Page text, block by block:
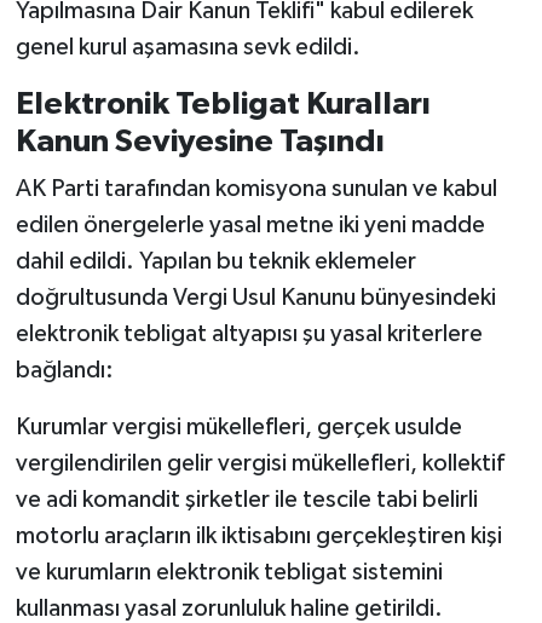
Yapılmasına Dair Kanun Teklifi" kabul edilerek
genel kurul aşamasına sevk edildi.
Elektronik Tebligat Kuralları
Kanun Seviyesine Taşındı
AK Parti tarafından komisyona sunulan ve kabul
edilen önergelerle yasal metne iki yeni madde
dahil edildi. Yapılan bu teknik eklemeler
doğrultusunda Vergi Usul Kanunu bünyesindeki
elektronik tebligat altyapısı şu yasal kriterlere
bağlandı:
Kurumlar vergisi mükellefleri, gerçek usulde
vergilendirilen gelir vergisi mükellefleri, kollektif
ve adi komandit şirketler ile tescile tabi belirli
motorlu araçların ilk iktisabını gerçekleştiren kişi
ve kurumların elektronik tebligat sistemini
kullanması yasal zorunluluk haline getirildi.